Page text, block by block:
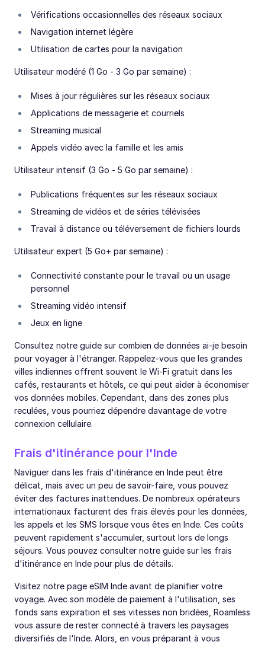
Vérifications occasionnelles des réseaux sociaux
Navigation internet légère
Utilisation de cartes pour la navigation
Utilisateur modéré (1 Go - 3 Go par semaine) :
Mises à jour régulières sur les réseaux sociaux
Applications de messagerie et courriels
Streaming musical
Appels vidéo avec la famille et les amis
Utilisateur intensif (3 Go - 5 Go par semaine) :
Publications fréquentes sur les réseaux sociaux
Streaming de vidéos et de séries télévisées
Travail à distance ou téléversement de fichiers lourds
Utilisateur expert (5 Go+ par semaine) :
Connectivité constante pour le travail ou un usage
personnel
Streaming vidéo intensif
Jeux en ligne
Consultez notre guide sur combien de données ai-je besoin
pour voyager à l'étranger. Rappelez-vous que les grandes
villes indiennes offrent souvent le Wi-Fi gratuit dans les
cafés, restaurants et hôtels, ce qui peut aider à économiser
vos données mobiles. Cependant, dans des zones plus
reculées, vous pourriez dépendre davantage de votre
connexion cellulaire.
Frais d'itinérance pour l'Inde
Naviguer dans les frais d'itinérance en Inde peut être
délicat, mais avec un peu de savoir-faire, vous pouvez
éviter des factures inattendues. De nombreux opérateurs
internationaux facturent des frais élevés pour les données,
les appels et les SMS lorsque vous êtes en Inde. Ces coûts
peuvent rapidement s'accumuler, surtout lors de longs
séjours. Vous pouvez consulter notre guide sur les frais
d'itinérance en Inde pour plus de détails.
Visitez notre page eSIM Inde avant de planifier votre
voyage. Avec son modèle de paiement à l'utilisation, ses
fonds sans expiration et ses vitesses non bridées, Roamless
vous assure de rester connecté à travers les paysages
diversifiés de l'Inde. Alors, en vous préparant à vous